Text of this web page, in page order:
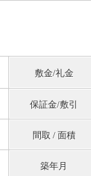
敷金/礼金
保証金/敷引
間取 / 面積
築年月